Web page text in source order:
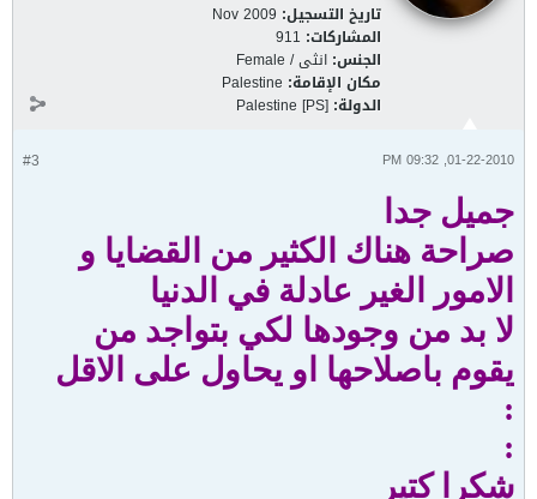
تاريخ التسجيل: Nov 2009
المشاركات: 911
الجنس: انثى / Female
مكان الإقامة: Palestine
الدولة: Palestine [PS]
#3 01-22-2010, 09:32 PM
جميل جدا
صراحة هناك الكثير من القضايا و
الامور الغير عادلة في الدنيا
لا بد من وجودها لكي بتواجد من
يقوم باصلاحها او يحاول على الاقل
:
:
شكرا كتير